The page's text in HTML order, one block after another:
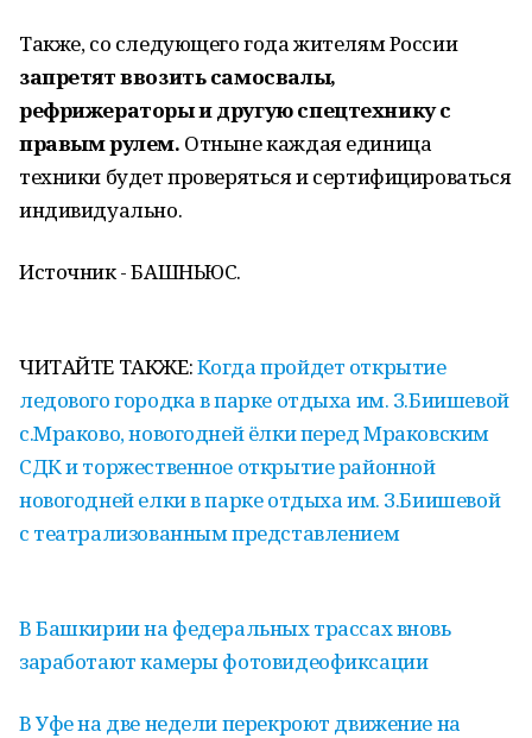
Также, со следующего года жителям России
запретят ввозить самосвалы,
рефрижераторы и другую спецтехнику с
правым рулем. Отныне каждая единица
техники будет проверяться и сертифицироваться
индивидуально.
Источник - БАШНЬЮС.
ЧИТАЙТЕ ТАКЖЕ:Когда пройдет открытие
ледового городка в парке отдыха им. З.Биишевой
с.Мраково, новогодней ёлки перед Мраковским
СДК и торжественное открытие районной
новогодней елки в парке отдыха им. З.Биишевой
с театрализованным представлением
В Башкирии на федеральных трассах вновь
заработают камеры фотовидеофиксации
В Уфе на две недели перекроют движение на